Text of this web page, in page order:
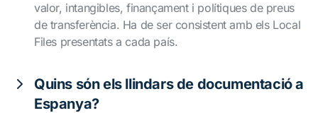
valor, intangibles, finançament i polítiques de preus
de transferència. Ha de ser consistent amb els Local
Files presentats a cada país.
Quins són els llindars de documentació a
Espanya?